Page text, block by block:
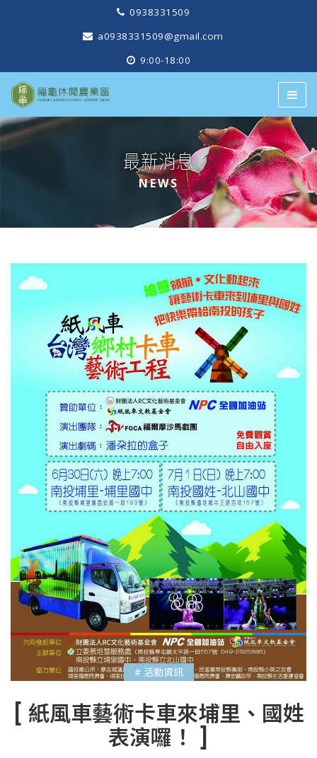
0938331509
a0938331509@gmail.com
9:00-18:00
最新消息
NEWS
# 活動資訊
[ 紙風車藝術卡車來埔里、國姓
表演囉！ ]